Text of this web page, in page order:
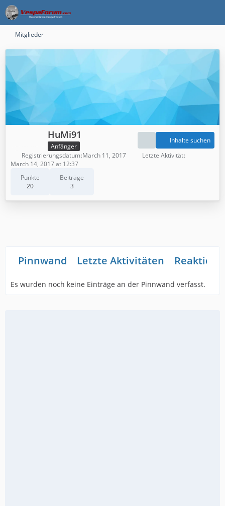
Mitglieder
HuMi91
Anfänger
Punkte
20
Beiträge
3
Inhalte suchen
Registrierungsdatum March 11, 2017
Letzte Aktivität
March 14, 2017 at 12:37
Pinnwand Letzte Aktivitäten
Es wurden noch keine Einträge an der Pinnwand verfasst.